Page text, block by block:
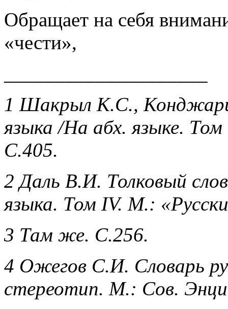
Обращает на себя
«чести»,
1 Шакрыл К.С.,
языка /На абх. языке.
С.405.
2 Даль В.И. Толковый
языка. Том IV. М.:
3 Там же. С.256.
4 Ожегов С.И. Словарь
стереотип. М.: Сов.